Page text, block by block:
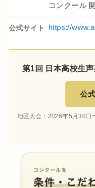
コンクール
公式サイト https://
第1回 日本高校生
公
地区大会：2026年5月30日